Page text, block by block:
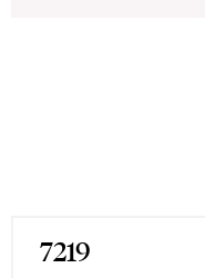
7219